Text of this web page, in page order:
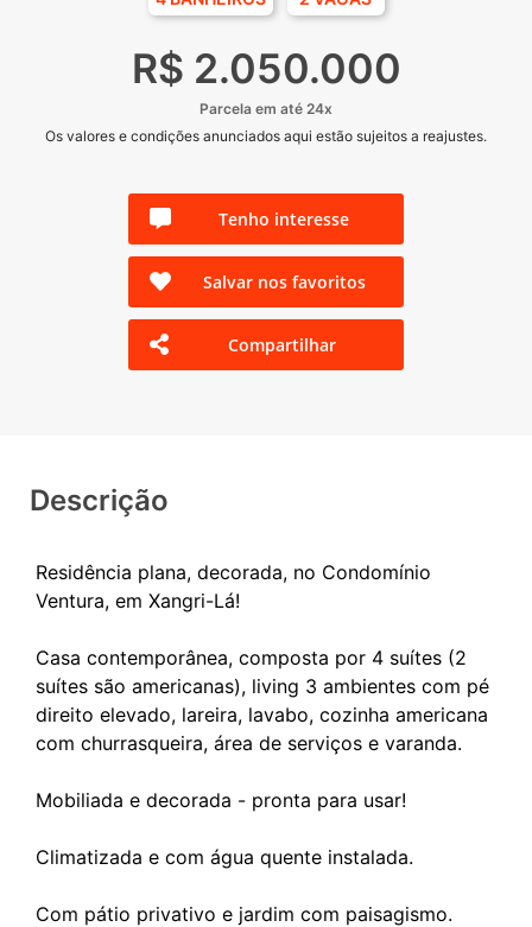
R$ 2.050.000
Parcela em até 24x
Os valores e condições anunciados aqui estão sujeitos a reajustes.
Tenho interesse
Salvar nos favoritos
Compartilhar
Descrição
Residência plana, decorada, no Condomínio
Ventura, em Xangri-Lá!
Casa contemporânea, composta por 4 suítes (2
suítes são americanas), living 3 ambientes com pé
direito elevado, lareira, lavabo, cozinha americana
com churrasqueira, área de serviços e varanda.
Mobiliada e decorada - pronta para usar!
Climatizada e com água quente instalada.
Com pátio privativo e jardim com paisagismo.